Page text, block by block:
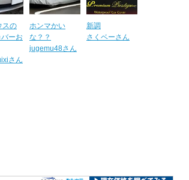
スの
ーお
さん
ホンマかい
な？？
jugemu48さん
新調
さくベーさん